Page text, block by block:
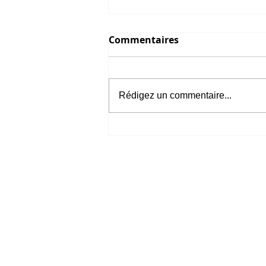
Commentaires
Rédigez un commentaire...